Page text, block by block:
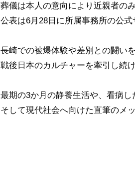
葬儀は本人の意向により近親者の
公表は6月28日に所属事務所の公式
長崎での被爆体験や差別との闘い
戦後日本のカルチャーを牽引し続
最期の3か月の静養生活や、看病
そして現代社会へ向けた直筆のメ